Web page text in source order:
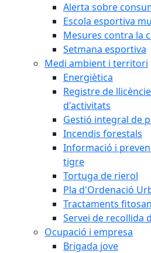
Alerta sobre
Escola esportiva
Mesures contra la
Setmana esportiva
Medi ambient i territori
Energiètica
Registre de
d'activitats
Gestió integral de
Incendis forestals
Informació i
tigre
Tortuga de rierol
Pla d'Ordenació
Tractaments
Servei de recollida
Ocupació i empresa
Brigada jove